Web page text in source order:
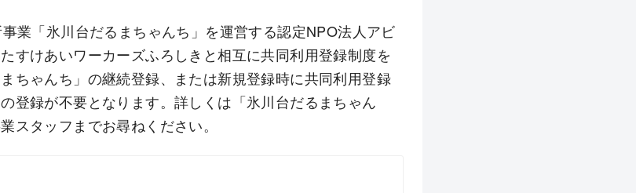
業「氷川台だるまちゃんち」を運営する認定NPO法人アビ
すけあいワーカーズふろしきと相互に共同利用登録制度を
ちゃんち」の継続登録、または新規登録時に共同利用登録
登録が不要となります。詳しくは「氷川台だるまちゃん
スタッフまでお尋ねください。